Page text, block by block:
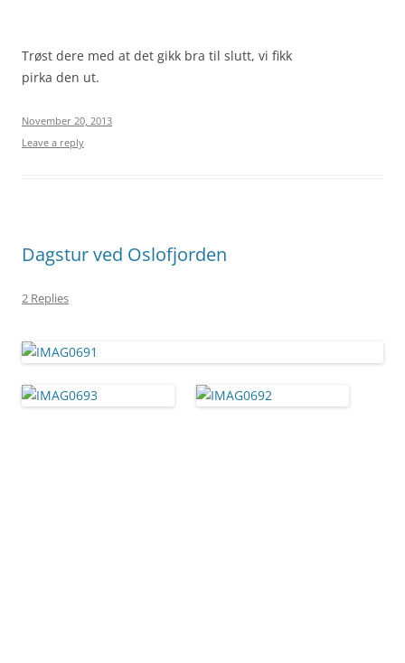
Trøst dere med at det gikk bra til slutt, vi fikk
pirka den ut.
November 20, 2013
Leave a reply
Dagstur ved Oslofjorden
2 Replies